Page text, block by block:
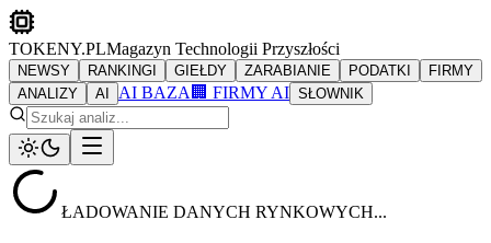
TOKENY.PLMagazyn Technologii Przyszłości
NEWSY RANKINGI GIEŁDY ZARABIANIE PODATKI
FIRMY
ANALIZY
AI AI BAZA 🏢 FIRMY AI SŁOWNIK
ŁADOWANIE DANYCH RYNKOWYCH...